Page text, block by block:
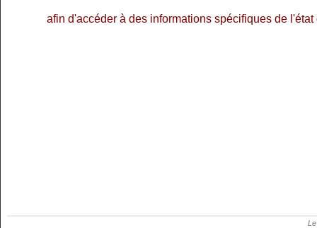
afin d'accéder à des informations spécifiques de